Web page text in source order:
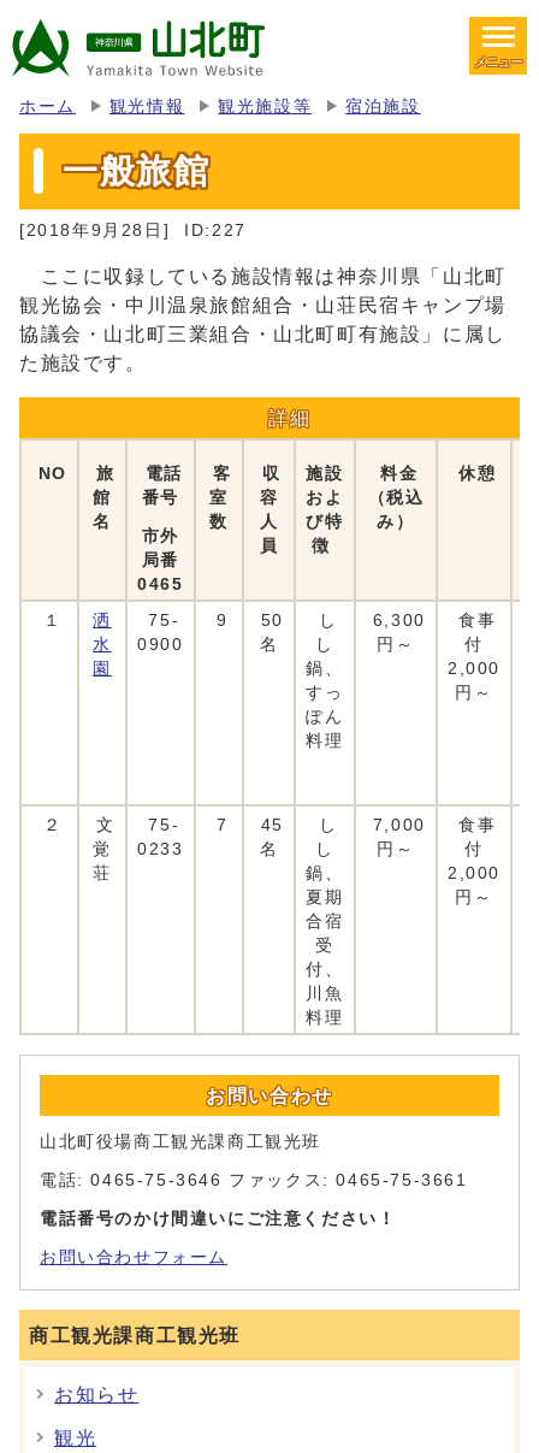
メニュー
ホーム 観光情報 観光施設等 宿泊施設
一般旅館
[2018年9月28日] ID:227
ここに収録している施設情報は神奈川県「山北町
観光協会・中川温泉旅館組合・山荘民宿キャンプ場
協議会・山北町三業組合・山北町町有施設」に属し
た施設です。
詳細
NO
旅
館
名
電話
番号
市外
局番
0465
客
室
数
収
容
人
員
施設
およ
び特
徴
料金
（税込
み）
休憩
１
洒
水
園
75-
0900
9
50
名
し
し
鍋、
すっ
ぽん
料理
6,300
円～
食事
付
2,000
円～
２
文
覚
荘
75-
0233
7
45
名
し
し
鍋、
夏期
合宿
受
付、
川魚
料理
7,000
円～
食事
付
2,000
円～
お問い合わせ
山北町役場商工観光課商工観光班
電話: 0465-75-3646 ファックス: 0465-75-3661
電話番号のかけ間違いにご注意ください！
お問い合わせフォーム
商工観光課商工観光班
お知らせ
観光